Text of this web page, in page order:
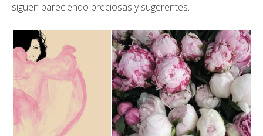
siguen pareciendo preciosas y sugerentes.